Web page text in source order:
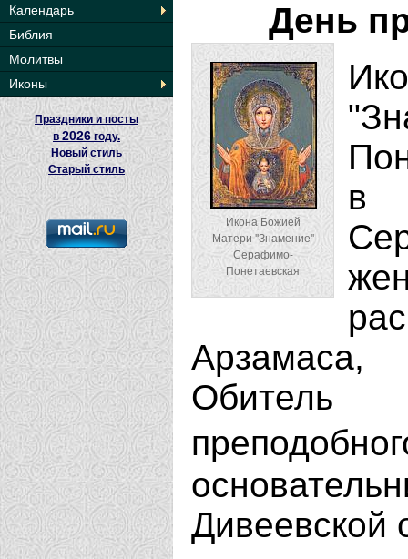
Календарь
Библия
Молитвы
Иконы
Праздники и посты
в 2026 году.
Новый стиль
Старый стиль
День
Икона Божией
Матери ''Знамение''
Серафимо-
Понетаевская
в
Арзамаса,